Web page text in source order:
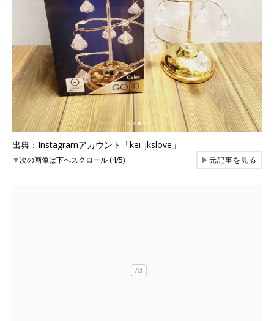
出典：Instagramアカウント「kei_jkslove」
▼次の画像は下へスクロール (4/5) ▶元記事を見る